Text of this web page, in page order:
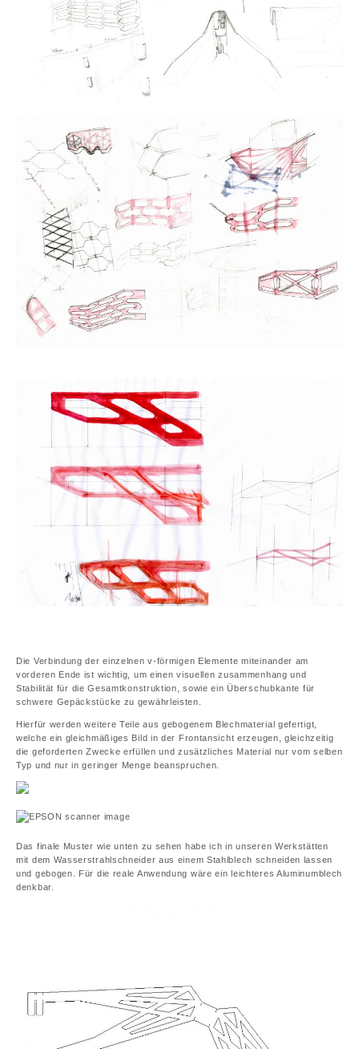
Die Verbindung der einzelnen v-förmigen Elemente miteinander am
vorderen Ende ist wichtig, um einen visuellen zusammenhang und
Stabilität für die Gesamtkonstruktion, sowie ein Überschubkante für
schwere Gepäckstücke zu gewährleisten.
Hierfür werden weitere Teile aus gebogenem Blechmaterial gefertigt,
welche ein gleichmäßiges Bild in der Frontansicht erzeugen, gleichzeitig
die geforderten Zwecke erfüllen und zusätzliches Material nur vom selben
Typ und nur in geringer Menge beanspruchen.
Das finale Muster wie unten zu sehen habe ich in unseren Werkstätten
mit dem Wasserstrahlschneider aus einem Stahlblech schneiden lassen
und gebogen. Für die reale Anwendung wäre ein leichteres Aluminumblech
denkbar.